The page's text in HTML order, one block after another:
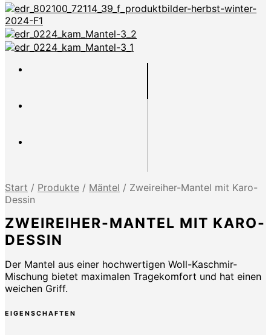
Start / Produkte / Mäntel / Zweireiher-Mantel mit Karo-
Dessin
ZWEIREIHER-MANTEL MIT KARO-
DESSIN
Der Mantel aus einer hochwertigen Woll-Kaschmir-
Mischung bietet maximalen Tragekomfort und hat einen
weichen Griff.
EIGENSCHAFTEN